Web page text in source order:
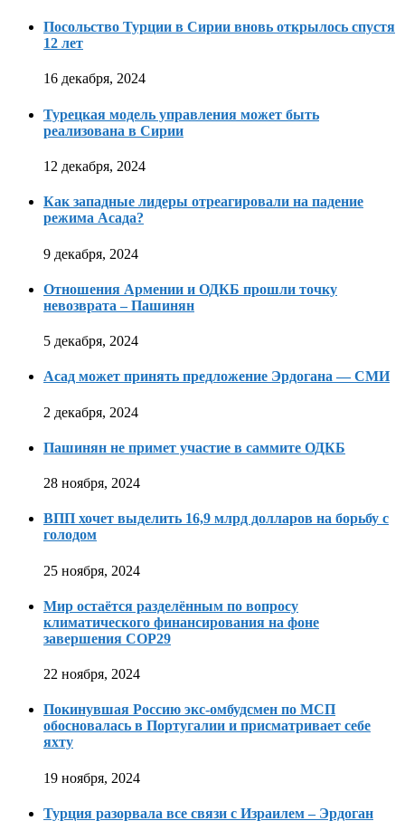
Посольство Турции в Сирии вновь открылось спустя
12 лет
16 декабря, 2024
Турецкая модель управления может быть
реализована в Сирии
12 декабря, 2024
Как западные лидеры отреагировали на падение
режима Асада?
9 декабря, 2024
Отношения Армении и ОДКБ прошли точку
невозврата – Пашинян
5 декабря, 2024
Асад может принять предложение Эрдогана — СМИ
2 декабря, 2024
Пашинян не примет участие в саммите ОДКБ
28 ноября, 2024
ВПП хочет выделить 16,9 млрд долларов на борьбу с
голодом
25 ноября, 2024
Мир остаётся разделённым по вопросу
климатического финансирования на фоне
завершения COP29
22 ноября, 2024
Покинувшая Россию экс-омбудсмен по МСП
обосновалась в Португалии и присматривает себе
яхту
19 ноября, 2024
Турция разорвала все связи с Израилем – Эрдоган